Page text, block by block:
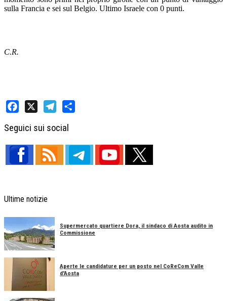
sulla Francia e sei sul Belgio. Ultimo Israele con 0 punti.
C.R.
Seguici sui social
Ultime notizie
Supermercato quartiere Dora, il sindaco di Aosta audito in
Commissione
Aperte le candidature per un posto nel CoReCom Valle
d'Aosta